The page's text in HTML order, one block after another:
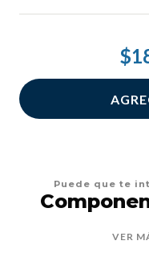
Puede que te
VER